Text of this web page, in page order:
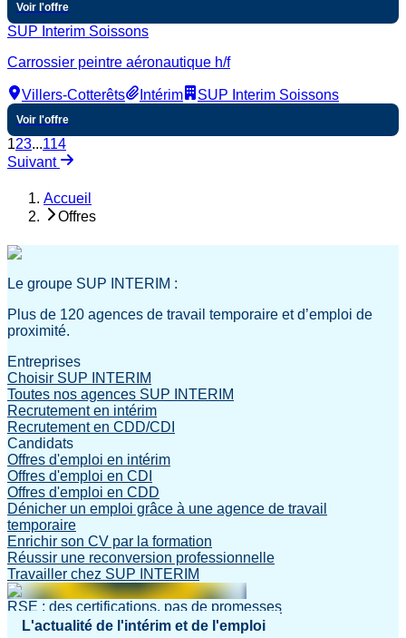
Voir l'offre
SUP Interim Soissons
Carrossier peintre aéronautique h/f
Villers-Cotterêts Intérim SUP Interim Soissons
Voir l'offre
123...114
Suivant
Accueil
Offres
Le groupe SUP INTERIM :
Plus de 120 agences de travail temporaire et d’emploi de
proximité.
Entreprises
Choisir SUP INTERIM
Toutes nos agences SUP INTERIM
Recrutement en intérim
Recrutement en CDD/CDI
Candidats
Offres d'emploi en intérim
Offres d'emploi en CDI
Offres d'emploi en CDD
Dénicher un emploi grâce à une agence de travail
temporaire
Enrichir son CV par la formation
Réussir une reconversion professionnelle
Travailler chez SUP INTERIM
RSE : des certifications, pas de promesses
L'actualité de l'intérim et de l'emploi